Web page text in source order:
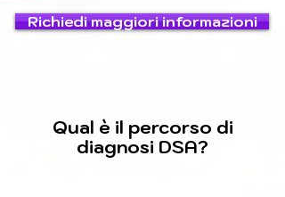
Richiedi maggiori informazioni
Qual è il percorso di
diagnosi DSA?